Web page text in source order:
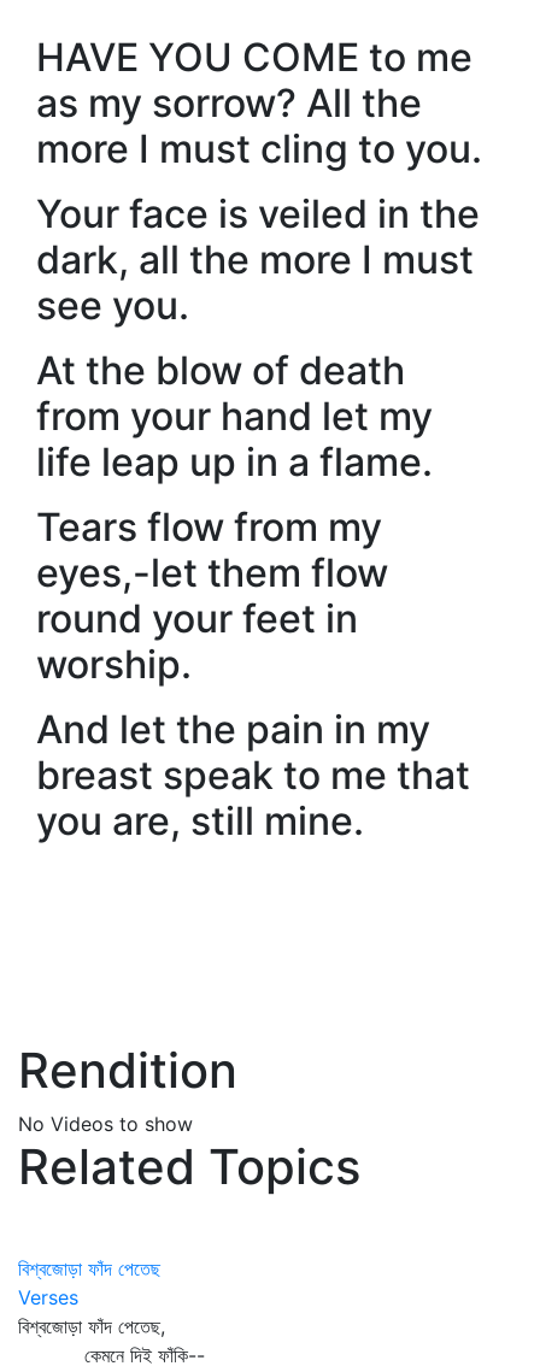
HAVE YOU COME to me
as my sorrow? All the
more I must cling to you.
Your face is veiled in the
dark, all the more I must
see you.
At the blow of death
from your hand let my
life leap up in a flame.
Tears flow from my
eyes,-let them flow
round your feet in
worship.
And let the pain in my
breast speak to me that
you are, still mine.
Rendition
No Videos to show
Related Topics
বিশ্বজোড়া ফাঁদ পেতেছ
Verses
বিশ্বজোড়া ফাঁদ পেতেছ,
কেমনে দিই ফাঁকি--